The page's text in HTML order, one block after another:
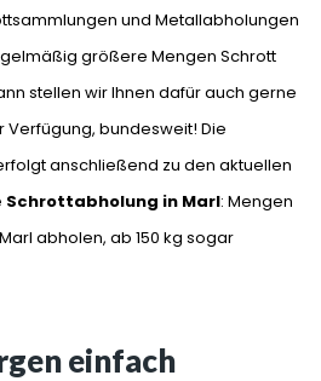
und Metallabholungen
größere Mengen Schrott
stellen wir Ihnen dafür auch gerne
bundesweit! Die
anschließend zu den aktuellen
Schrottabholung in Marl: Mengen
abholen, ab 150 kg sogar
einfach